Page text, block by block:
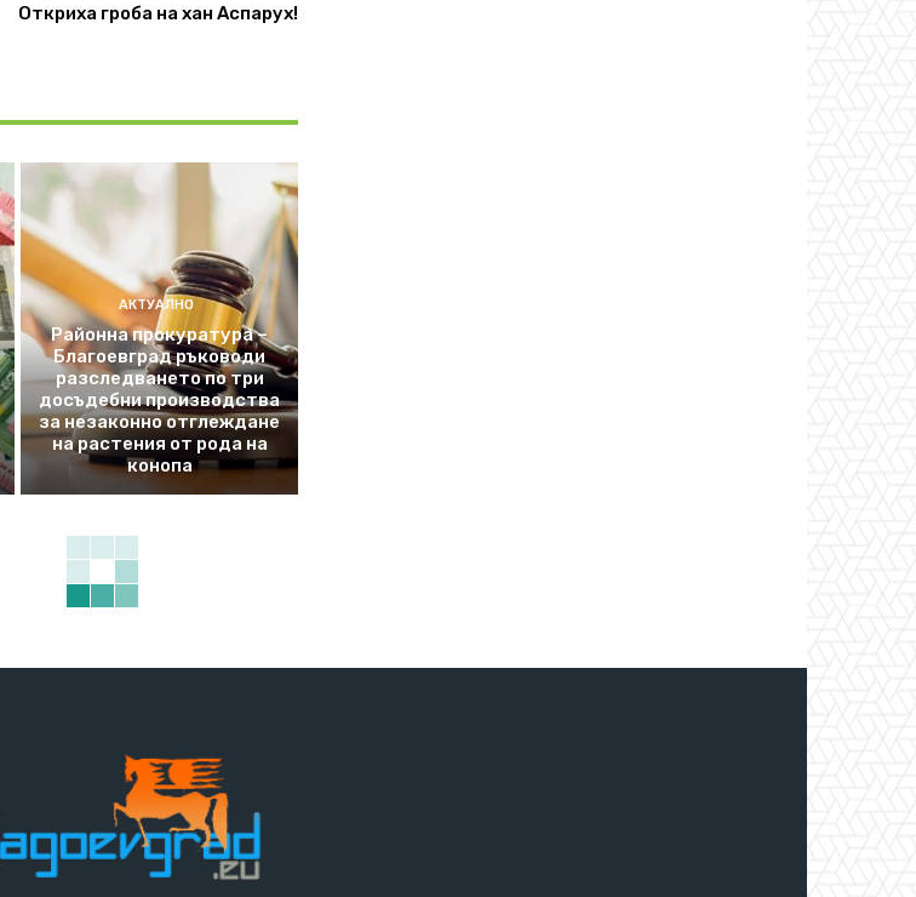
Откриха гроба на хан Аспарух!
АКТУАЛНО
Районна прокуратура –
Благоевград ръководи
разследването по три
досъдебни производства
за незаконно отглеждане
на растения от рода на
конопа